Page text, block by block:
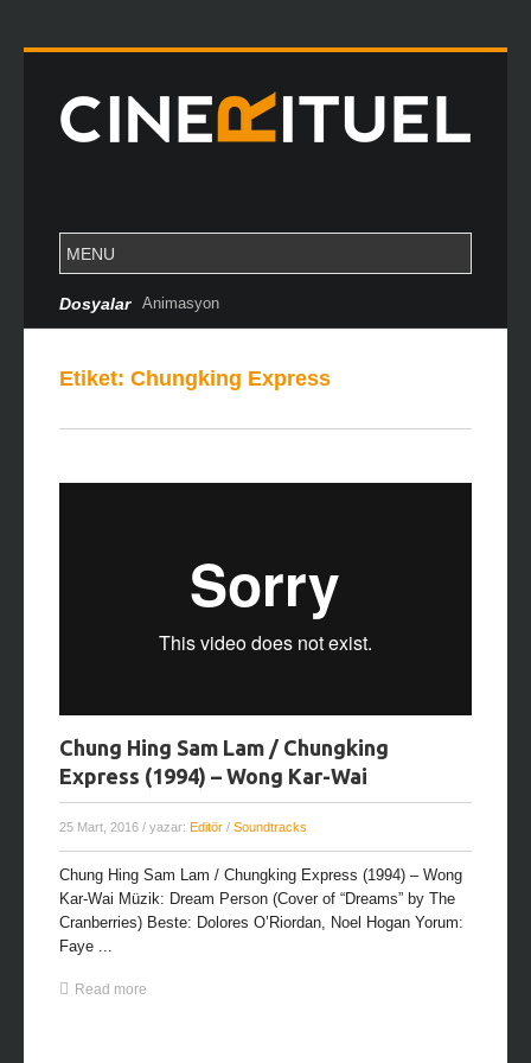
Dosyalar Animasyon
Etiket: Chungking Express
Chung Hing Sam Lam / Chungking
Express (1994) – Wong Kar-Wai
25 Mart, 2016 / yazar: Editör / Soundtracks
Chung Hing Sam Lam / Chungking Express (1994) – Wong
Kar-Wai Müzik: Dream Person (Cover of “Dreams” by The
Cranberries) Beste: Dolores O’Riordan, Noel Hogan Yorum:
Faye ...
Read more